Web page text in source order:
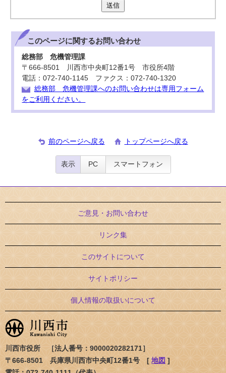
送信
このページに関するお問い合わせ
総務部 危機管理課
〒666-8501 川西市中央町12番1号 市役所4階
電話：072-740-1145 ファクス：072-740-1320
総務部 危機管理課へのお問い合わせは専用フォーム
をご利用ください。
前のページへ戻る トップページへ戻る
表示 PC スマートフォン
ご意見・お問い合わせ
リンク集
このサイトについて
サイトポリシー
個人情報の取扱いについて
川西市役所 ［法人番号：9000020282171］
〒666-8501 兵庫県川西市中央町12番1号 [ 地図 ]